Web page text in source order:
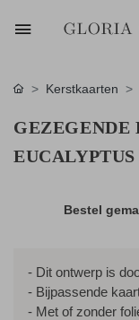
Kerstkaarten
GEZEGENDE
Bestel
- Dit ontwerp is
- Bijpassende
- Met of zonder